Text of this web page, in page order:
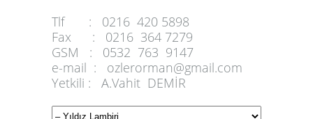
Tlf :
0216 420 5898
Fax :
0216 364 7279
GSM :
0532 763 9147
e-mail :
ozlerorman@gmail.com
Yetkili :
A.Vahit DEMİR